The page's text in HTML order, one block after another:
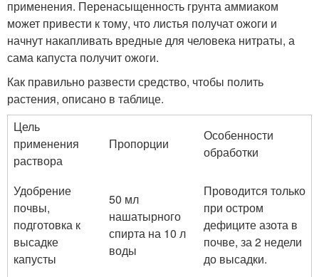
применения. Перенасыщенность грунта аммиаком
может привести к тому, что листья получат ожоги и
начнут накапливать вредные для человека нитраты, а
сама капуста получит ожоги.
Как правильно развести средство, чтобы полить
растения, описано в таблице.
Цель
применения
раствора
Пропорции
Особенности
обработки
Удобрение
почвы,
подготовка к
высадке
капусты
50 мл
нашатырного
спирта на 10 л
воды
Проводится только
при остром
дефиците азота в
почве, за 2 недели
до высадки.